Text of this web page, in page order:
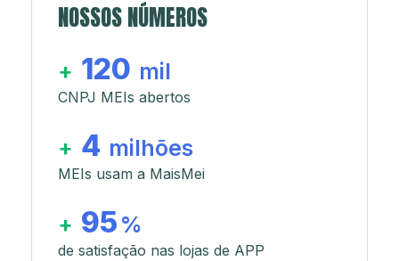
NOSSOS NÚMEROS
+ 120 mil
CNPJ MEIs abertos
+ 4 milhões
MEIs usam a MaisMei
+ 95 %
de satisfação nas lojas de APP